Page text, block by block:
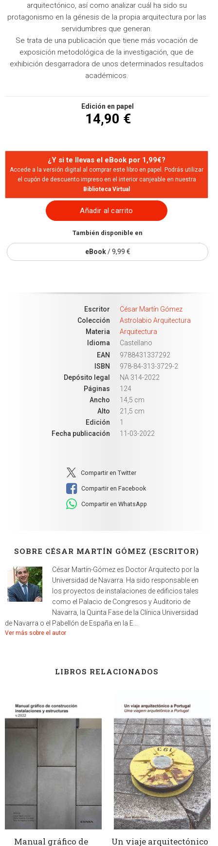
arquitectónico, así como analizar cuál ha sido su
protagonismo en la génesis de la propia arquitectura por las
servidumbres que generan.
Se trata de una publicación que tiene más vocación de
exposición metodológica de la investigación, que de
exhibición desgarradora de unos determinados resultados
académicos.
Edición en papel
14,90 €
¿Y si te llevas el eBook por 1,99€?
Accede a la versión digital al comprar este libro en papel. Podrás utilizar
el cupón de descuento impreso en el interior canjeable en nuestra
Biblioteca Virtual
Añadir al carrito
También disponible en
eBook/ 9,99 €
Escritor
César Martín Gómez
Colección
Astrolabio Arquitectura
Materia
Arquitectura
Idioma
Castellano
EAN
9788431337292
ISBN
978-84-313-3729-2
Depósito legal
NA 314-2022
Páginas
124
Ancho
14,5 cm
Alto
21,5 cm
Edición
1
Fecha publicación
11-03-2022
Compartir en Twitter
Compartir en Facebook
Compartir en WhatsApp
SOBRE CÉSAR MARTÍN GÓMEZ (ESCRITOR)
César Martín-Gómez es Doctor Arquitecto por la
Universidad de Navarra. Ha sido responsable en
los proyectos de instalaciones de edificios tales
como el Palacio de Congresos y Auditorio de
Navarra, la Quinta Fase de la Clínica Universidad
de Navarra o el Pabellón de España en la E...
Ver más sobre el autor
LIBROS RELACIONADOS
Manual gráfico de
Un viaje arquitectónico